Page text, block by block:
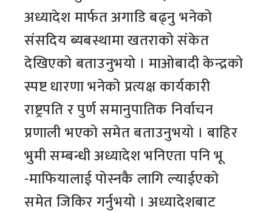
अध्यादेश मार्फत अगाडि बढ्नु भनेको
संसदिय ब्यबस्थामा खतराको संकेत
देखिएको बताउनुभयो । माओबादी केन्द्रको
स्पष्ट धारणा भनेको प्रत्यक्ष कार्यकारी
राष्ट्रपति र पुर्ण समानुपातिक निर्वाचन
प्रणाली भएको समेत बताउनुभयो । बाहिर
भुमी सम्बन्धी अध्यादेश भनिएता पनि भू
-माफियालाई पोस्नकै लागि ल्याईएको
समेत जिकिर गर्नुभयो । अध्यादेशबाट